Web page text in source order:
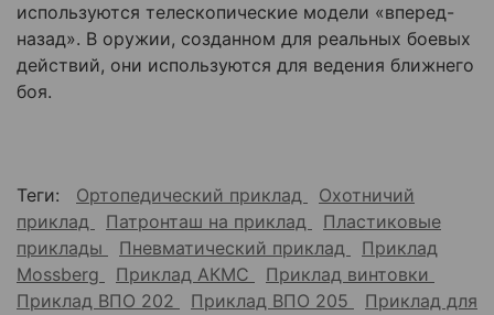
используются телескопические модели «вперед-
назад». В оружии, созданном для реальных боевых
действий, они используются для ведения ближнего
боя.
Теги: Ортопедический приклад
Охотничий
приклад
Патронташ на приклад
Пластиковые
приклады
Пневматический приклад
Приклад
Mossberg
Приклад АКМС
Приклад винтовки
Приклад ВПО 202
Приклад ВПО 205
Приклад для